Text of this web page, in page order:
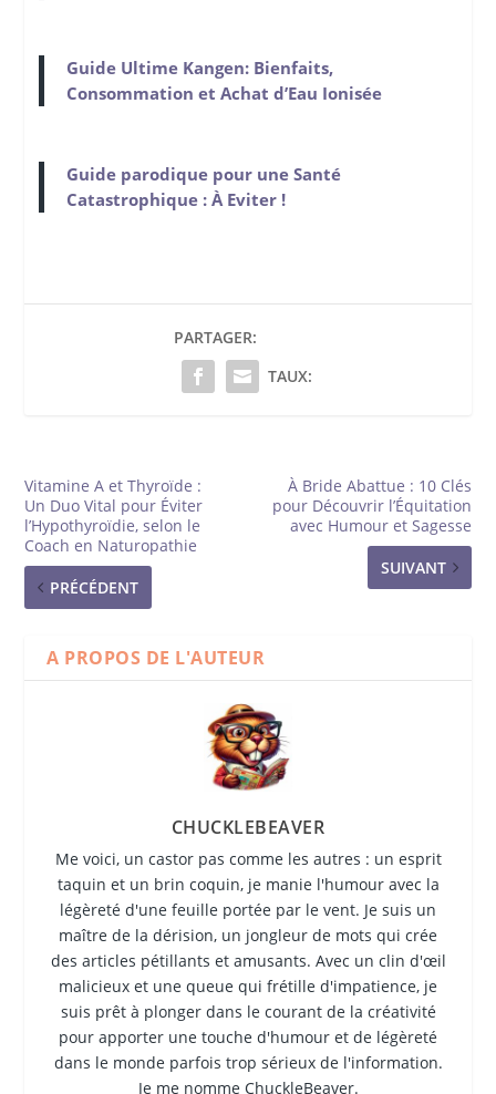
Guide Ultime Kangen: Bienfaits,
Consommation et Achat d’Eau Ionisée
Guide parodique pour une Santé
Catastrophique : À Eviter !
PARTAGER:
TAUX:
Vitamine A et Thyroïde :
Un Duo Vital pour Éviter
l’Hypothyroïdie, selon le
Coach en Naturopathie
PRÉCÉDENT
À Bride Abattue : 10 Clés
pour Découvrir l’Équitation
avec Humour et Sagesse
SUIVANT
A PROPOS DE L'AUTEUR
CHUCKLEBEAVER
Me voici, un castor pas comme les autres : un esprit
taquin et un brin coquin, je manie l'humour avec la
légèreté d'une feuille portée par le vent. Je suis un
maître de la dérision, un jongleur de mots qui crée
des articles pétillants et amusants. Avec un clin d'œil
malicieux et une queue qui frétille d'impatience, je
suis prêt à plonger dans le courant de la créativité
pour apporter une touche d'humour et de légèreté
dans le monde parfois trop sérieux de l'information.
Je me nomme ChuckleBeaver.